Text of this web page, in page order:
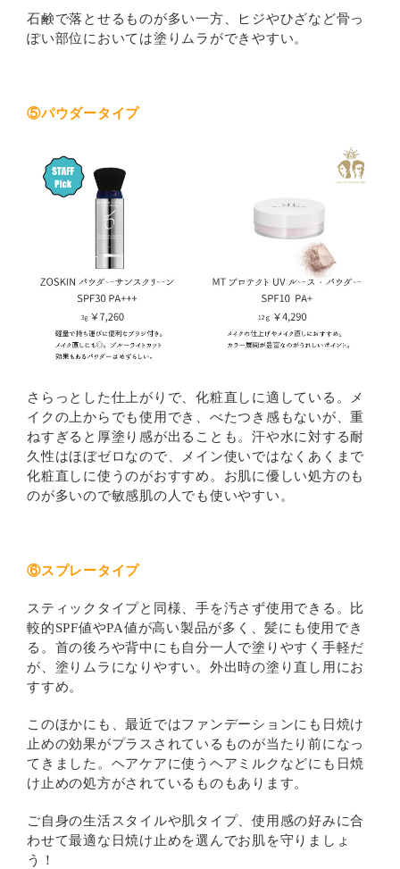
石鹸で落とせるものが多い一方、ヒジやひざなど骨っ
ぽい部位においては塗りムラができやすい。
⑤パウダータイプ
さらっとした仕上がりで、化粧直しに適している。メ
イクの上からでも使用でき、べたつき感もないが、重
ねすぎると厚塗り感が出ることも。汗や水に対する耐
久性はほぼゼロなので、メイン使いではなくあくまで
化粧直しに使うのがおすすめ。お肌に優しい処方のも
のが多いので敏感肌の人でも使いやすい。
⑥スプレータイプ
スティックタイプと同様、手を汚さず使用できる。比
較的SPF値やPA値が高い製品が多く、髪にも使用でき
る。首の後ろや背中にも自分一人で塗りやすく手軽だ
が、塗りムラになりやすい。外出時の塗り直し用にお
すすめ。
このほかにも、最近ではファンデーションにも日焼け
止めの効果がプラスされているものが当たり前になっ
てきました。ヘアケアに使うヘアミルクなどにも日焼
け止めの処方がされているものもあります。
ご自身の生活スタイルや肌タイプ、使用感の好みに合
わせて最適な日焼け止めを選んでお肌を守りましょ
う！